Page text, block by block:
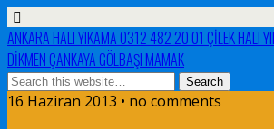
ANKARA HALI YIKAMA 0312 482 20 01 ÇİLEK HALI
DİKMEN ÇANKAYA GÖLBAŞI MAMAK
16 Haziran 2013 • no comments